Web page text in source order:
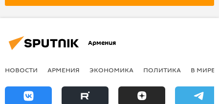
АРФ Дашнакцутюн
Армения
НОВОСТИ АРМЕНИЯ ЭКОНОМИКА ПОЛИТИКА В МИРЕ